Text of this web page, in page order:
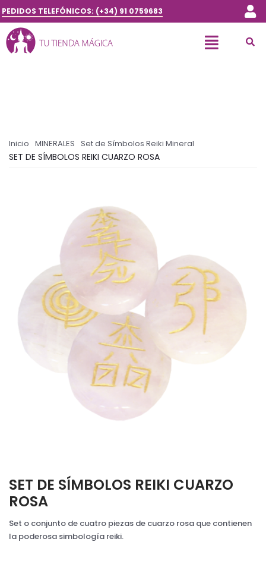
PEDIDOS TELEFÓNICOS: (+34) 91 0759683
Inicio MINERALES Set de Símbolos Reiki Mineral
SET DE SÍMBOLOS REIKI CUARZO ROSA
SET DE SÍMBOLOS REIKI CUARZO
ROSA
Set o conjunto de cuatro piezas de cuarzo rosa que contienen
la poderosa simbología reiki.